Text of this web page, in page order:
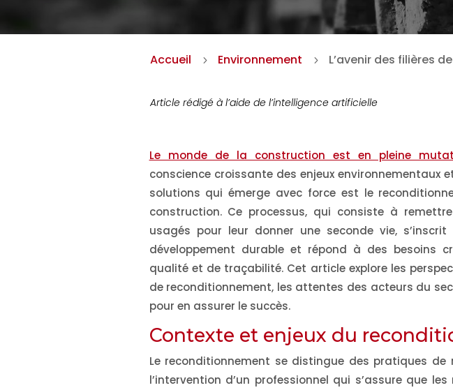
Accueil 5 Environnement 5 L’avenir des filières
Article rédigé à l’aide de l’intelligence artificielle
Le monde de la construction est en pleine
conscience croissante des enjeux environnementaux
solutions qui émerge avec force est le
construction. Ce processus, qui consiste à
usagés pour leur donner une seconde vie,
développement durable et répond à des besoins
qualité et de traçabilité. Cet article explore les
de reconditionnement, les attentes des acteurs du
pour en assurer le succès.
Contexte et enjeux du
Le reconditionnement se distingue des pratiques
l’intervention d’un professionnel qui s’assure que
Les dérives de la
15/07/26 Environnement